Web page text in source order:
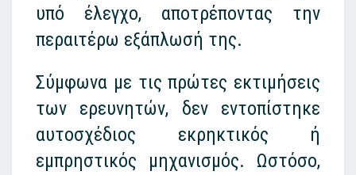
υπό έλεγχο, αποτρέποντας την
περαιτέρω εξάπλωσή της.
Σύμφωνα με τις πρώτες εκτιμήσεις
των ερευνητών, δεν εντοπίστηκε
αυτοσχέδιος εκρηκτικός ή
εμπρηστικός μηχανισμός. Ωστόσο,